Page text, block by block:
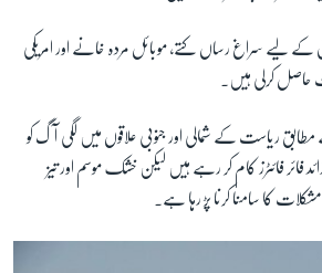
کے لیے سراغ رساں کتے، موبائل مردہ خانے اور امریکی
حاصل کرلی ہیں۔
مطابق ریاست کے شمالی اور جنوبی علاقوں میں لگی آگ کو
فائر فائٹرز کام کر رہے ہیں لیکن خشک موسم اور تیز
کا سامنا کرنا پڑ رہا ہے۔